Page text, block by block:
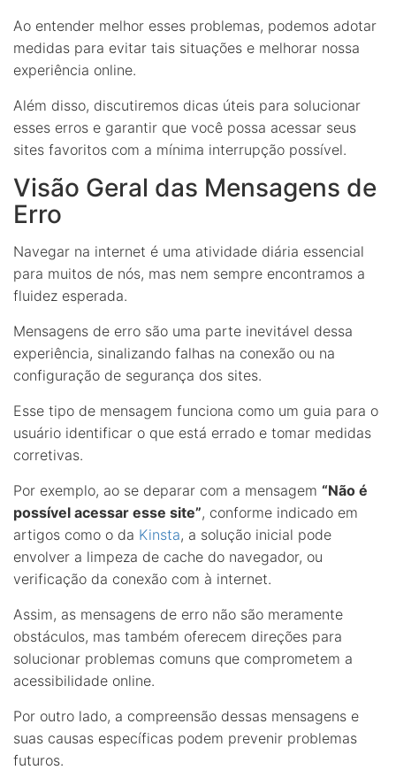
Ao entender melhor esses problemas, podemos adotar
medidas para evitar tais situações e melhorar nossa
experiência online.
Além disso, discutiremos dicas úteis para solucionar
esses erros e garantir que você possa acessar seus
sites favoritos com a mínima interrupção possível.
Visão Geral das Mensagens de
Erro
Navegar na internet é uma atividade diária essencial
para muitos de nós, mas nem sempre encontramos a
fluidez esperada.
Mensagens de erro são uma parte inevitável dessa
experiência, sinalizando falhas na conexão ou na
configuração de segurança dos sites.
Esse tipo de mensagem funciona como um guia para o
usuário identificar o que está errado e tomar medidas
corretivas.
Por exemplo, ao se deparar com a mensagem “Não é
possível acessar esse site”, conforme indicado em
artigos como o da Kinsta, a solução inicial pode
envolver a limpeza de cache do navegador, ou
verificação da conexão com à internet.
Assim, as mensagens de erro não são meramente
obstáculos, mas também oferecem direções para
solucionar problemas comuns que comprometem a
acessibilidade online.
Por outro lado, a compreensão dessas mensagens e
suas causas específicas podem prevenir problemas
futuros.